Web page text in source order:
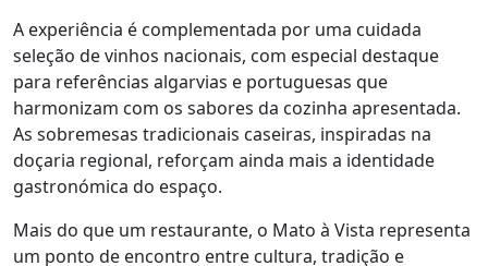
A experiência é complementada por uma cuidada
seleção de vinhos nacionais, com especial destaque
para referências algarvias e portuguesas que
harmonizam com os sabores da cozinha apresentada.
As sobremesas tradicionais caseiras, inspiradas na
doçaria regional, reforçam ainda mais a identidade
gastronómica do espaço.
Mais do que um restaurante, o Mato à Vista representa
um ponto de encontro entre cultura, tradição e